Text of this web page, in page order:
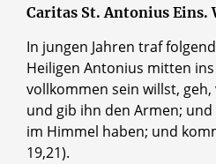
Caritas St. Antonius Eins.
In jungen Jahren traf
Heiligen Antonius mitten ins
vollkommen sein willst,
und gib ihn den Armen;
im Himmel haben; und
19,21).